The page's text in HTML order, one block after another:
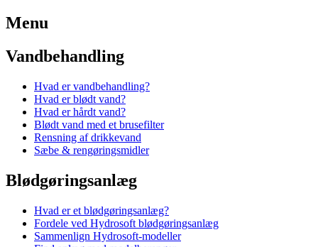
Menu
Vandbehandling
Hvad er vandbehandling?
Hvad er blødt vand?
Hvad er hårdt vand?
Blødt vand med et brusefilter
Rensning af drikkevand
Sæbe & rengøringsmidler
Blødgøringsanlæg
Hvad er et blødgøringsanlæg?
Fordele ved Hydrosoft blødgøringsanlæg
Sammenlign Hydrosoft-modeller